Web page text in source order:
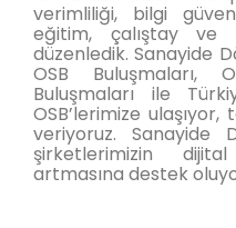
verimliliği, bilgi
eğitim, çalıştay ve
düzenledik. Sanayide
OSB Buluşmaları,
Buluşmaları ile
OSB’lerimize
veriyoruz. Sanayide
şirketlerimizin
artmasına destek